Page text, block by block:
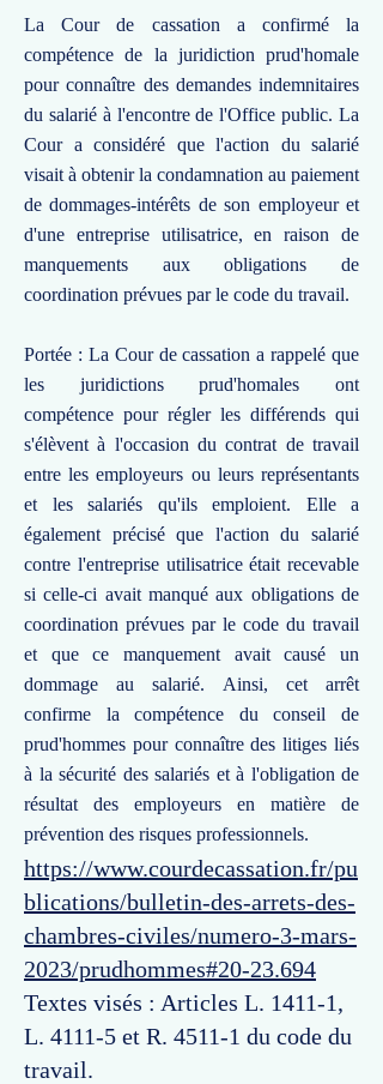
La Cour de cassation a confirmé la
compétence de la juridiction prud'homale
pour connaître des demandes indemnitaires
du salarié à l'encontre de l'Office public. La
Cour a considéré que l'action du salarié
visait à obtenir la condamnation au paiement
de dommages-intérêts de son employeur et
d'une entreprise utilisatrice, en raison de
manquements aux obligations de
coordination prévues par le code du travail.
Portée : La Cour de cassation a rappelé que
les juridictions prud'homales ont
compétence pour régler les différends qui
s'élèvent à l'occasion du contrat de travail
entre les employeurs ou leurs représentants
et les salariés qu'ils emploient. Elle a
également précisé que l'action du salarié
contre l'entreprise utilisatrice était recevable
si celle-ci avait manqué aux obligations de
coordination prévues par le code du travail
et que ce manquement avait causé un
dommage au salarié. Ainsi, cet arrêt
confirme la compétence du conseil de
prud'hommes pour connaître des litiges liés
à la sécurité des salariés et à l'obligation de
résultat des employeurs en matière de
prévention des risques professionnels.
https://www.courdecassation.fr/pu
blications/bulletin-des-arrets-des-
chambres-civiles/numero-3-mars-
2023/prudhommes#20-23.694
Textes visés : Articles L. 1411-1,
L. 4111-5 et R. 4511-1 du code du
travail.